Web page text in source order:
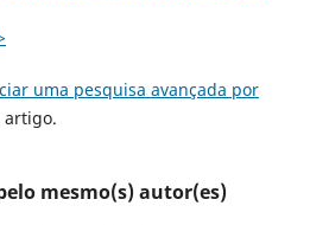
uma pesquisa avançada por
mesmo(s) autor(es)